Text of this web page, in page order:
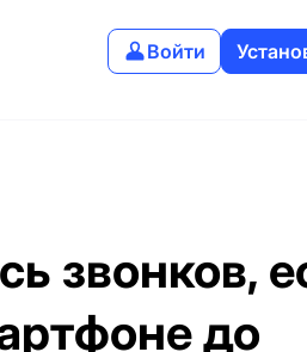
Войти
звонков,
до